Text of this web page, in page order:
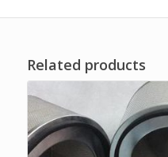
Related products